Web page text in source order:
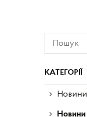
КАТЕГОРІЇ
Новини